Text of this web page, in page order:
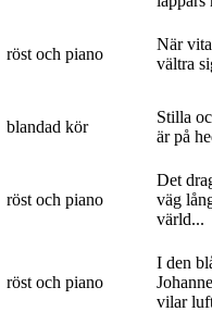
röst och piano
När
vältra
blandad kör
Stilla
är på
röst och piano
Det
väg
värld...
röst och piano
I den
vilar